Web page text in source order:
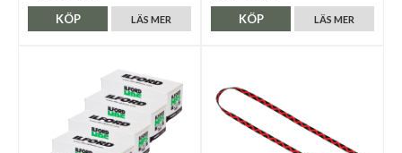
LÄS MER
KÖP LÄS MER
KÖP